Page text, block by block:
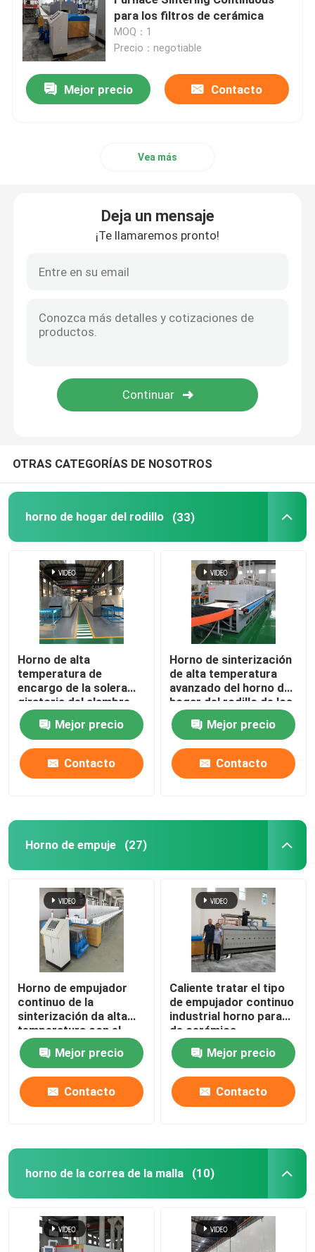
horno de la correa de la malla
Horno encajonado
horno de la carretilla
horno del hogar del rodillo
Muebles del horno
horno de cerámica
horno de sinterización
Horno material del ánodo y del cátodo
Hornos de secado
Horno de Tratamiento Térmico
para los filtros de cerámica
MOQ：1
Precio：negotiable
Mejor precio Contacto
Vea más
Deja un mensaje
¡Te llamaremos pronto!
OTRAS CATEGORÍAS DE NOSOTROS
horno de hogar del rodillo (33)
Horno de alta
temperatura de
encargo de la solera
giratoria del alambre
de resistencia para los
materiales de la batería
de litio que sinterizan
Mejor precio
Contacto
Horno de sinterización
de alta temperatura
avanzado del horno de
hogar del rodillo de los
materiales de cerámica
Mejor precio
Contacto
Horno de empuje (27)
Horno de empujador
continuo de la
sinterización da alta
temperatura con el
carburo de silicio
Roces para las piezas
estructurales de la
circona del alúmina
Mejor precio
Contacto
Caliente tratar el tipo
de empujador continuo
industrial horno para
de cerámica
Mejor precio
Contacto
horno de la correa de la malla (10)